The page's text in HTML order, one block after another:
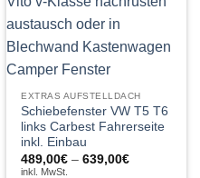
EXTRAS AUFSTELLDACH
Schiebefenster VW T5 T6
links Carbest Fahrerseite
inkl. Einbau
489,00€ –639,00€
inkl. MwSt.